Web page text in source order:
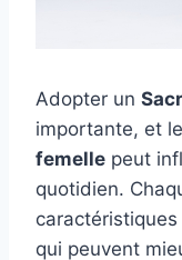
Adopter un
importante, et
femelle peut
quotidien.
qui peuvent